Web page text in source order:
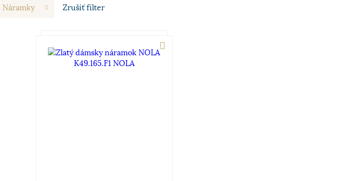
Náramky Zrušiť filter